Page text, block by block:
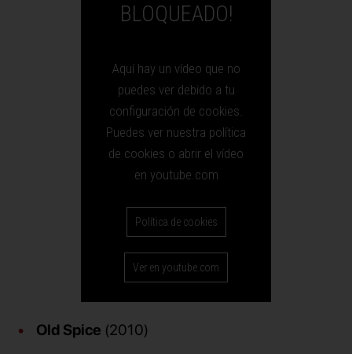
BLOQUEADO!
Aquí hay un vídeo que no
puedes ver debido a tu
configuración de cookies.
Puedes ver nuestra política
de cookies o abrir el vídeo
en youtube.com
Política de cookies
Ver en youtube.com
Old Spice (2010)